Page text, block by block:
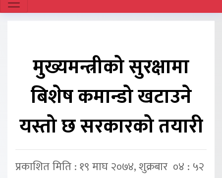
मुख्यमन्त्रीको सुरक्षामा
बिशेष कमान्डो खटाउने
यस्तो छ सरकारको तयारी
प्रकाशित मिति : १९ माघ २०७४, शुक्रबार ०४ : ५२